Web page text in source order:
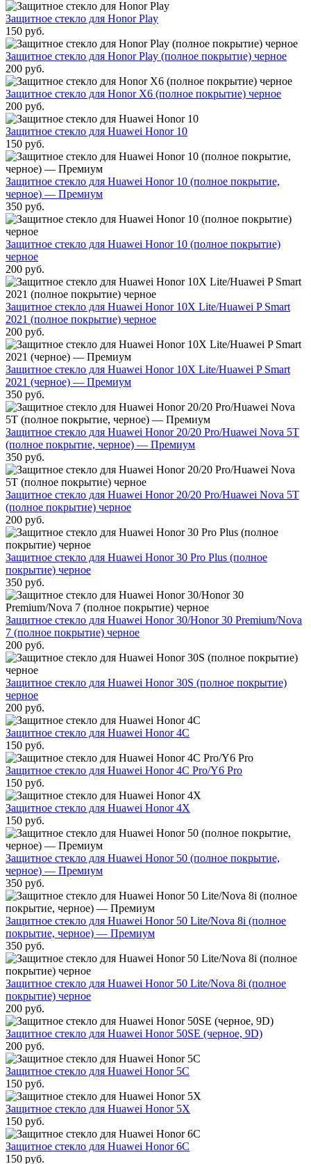
Защитное стекло для Honor Play
150 руб.
Защитное стекло для Honor Play (полное покрытие) черное
200 руб.
Защитное стекло для Honor X6 (полное покрытие) черное
200 руб.
Защитное стекло для Huawei Honor 10
150 руб.
Защитное стекло для Huawei Honor 10 (полное покрытие,
черное) — Премиум
350 руб.
Защитное стекло для Huawei Honor 10 (полное покрытие)
черное
200 руб.
Защитное стекло для Huawei Honor 10X Lite/Huawei P Smart
2021 (полное покрытие) черное
200 руб.
Защитное стекло для Huawei Honor 10X Lite/Huawei P Smart
2021 (черное) — Премиум
350 руб.
Защитное стекло для Huawei Honor 20/20 Pro/Huawei Nova 5T
(полное покрытие, черное) — Премиум
350 руб.
Защитное стекло для Huawei Honor 20/20 Pro/Huawei Nova 5T
(полное покрытие) черное
200 руб.
Защитное стекло для Huawei Honor 30 Pro Plus (полное
покрытие) черное
350 руб.
Защитное стекло для Huawei Honor 30/Honor 30 Premium/Nova
7 (полное покрытие) черное
200 руб.
Защитное стекло для Huawei Honor 30S (полное покрытие)
черное
200 руб.
Защитное стекло для Huawei Honor 4C
150 руб.
Защитное стекло для Huawei Honor 4C Pro/Y6 Pro
150 руб.
Защитное стекло для Huawei Honor 4X
150 руб.
Защитное стекло для Huawei Honor 50 (полное покрытие,
черное) — Премиум
350 руб.
Защитное стекло для Huawei Honor 50 Lite/Nova 8i (полное
покрытие, черное) — Премиум
350 руб.
Защитное стекло для Huawei Honor 50 Lite/Nova 8i (полное
покрытие) черное
200 руб.
Защитное стекло для Huawei Honor 50SE (черное, 9D)
200 руб.
Защитное стекло для Huawei Honor 5C
150 руб.
Защитное стекло для Huawei Honor 5X
150 руб.
Защитное стекло для Huawei Honor 6C
150 руб.